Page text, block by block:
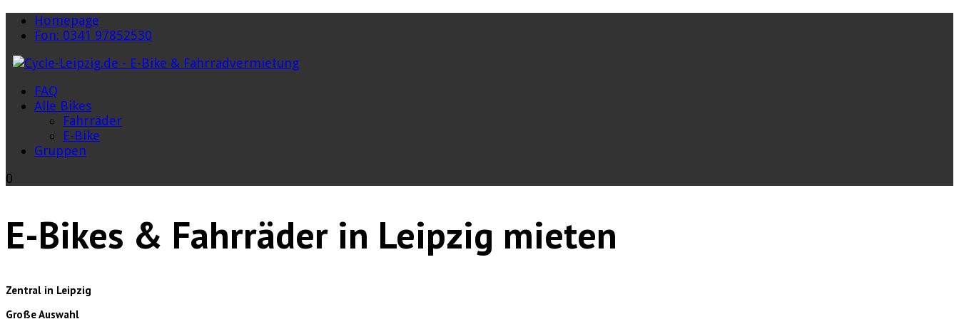
Homepage
Fon: 0341 97852530
FAQ
Alle Bikes
Fahrräder
E-Bike
Gruppen
0
E-Bikes & Fahrräder in Leipzig mieten
Zentral in Leipzig
Große Auswahl